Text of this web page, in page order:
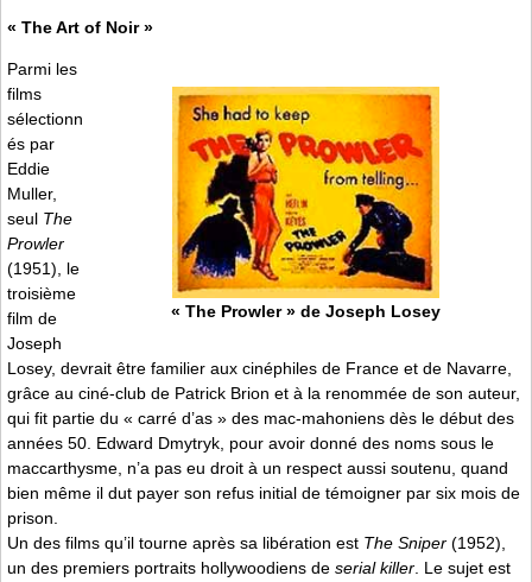
« The Art of Noir »
« The Prowler » de Joseph Losey
Parmi les
films
sélectionn
és par
Eddie
Muller,
seul The
Prowler
(1951), le
troisième
film de
Joseph
Losey, devrait être familier aux cinéphiles de France et de Navarre,
grâce au ciné-club de Patrick Brion et à la renommée de son auteur,
qui fit partie du « carré d’as » des mac-mahoniens dès le début des
années 50. Edward Dmytryk, pour avoir donné des noms sous le
maccarthysme, n’a pas eu droit à un respect aussi soutenu, quand
bien même il dut payer son refus initial de témoigner par six mois de
prison.
Un des films qu’il tourne après sa libération est The Sniper (1952),
un des premiers portraits hollywoodiens de serial killer. Le sujet est